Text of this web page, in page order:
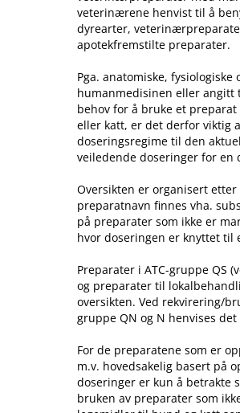
veterinærene henvist til å
dyrearter,
apotekfremstilte preparater.
Pga. anatomiske,
humanmedisinen eller angitt
behov for å bruke et
eller katt, er det derfor viktig
doseringsregime til den
veiledende doseringer for
Oversikten er organisert
preparatnavn finnes vha.
på preparater som ikke er
hvor doseringen er knyttet til
Preparater i ATC-gruppe QS
og preparater til
oversikten. Ved rekvirering​/​
gruppe QN og N henvises
For de preparatene som er
m.v. hovedsakelig basert på
doseringer er kun å betrakte
bruken av preparater som